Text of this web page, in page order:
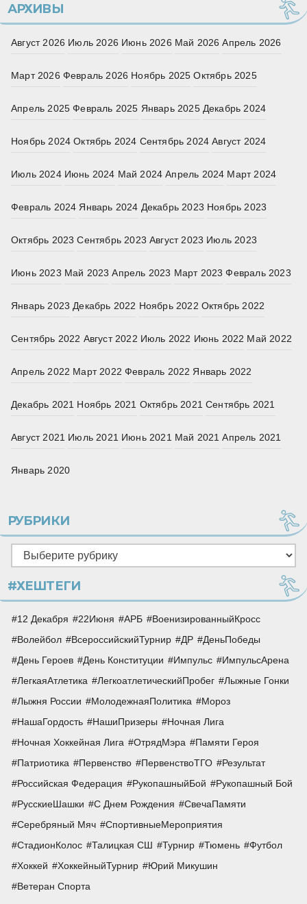
АРХИВЫ
Август 2026 Июль 2026 Июнь 2026 Май 2026 Апрель 2026
Март 2026 Февраль 2026 Ноябрь 2025 Октябрь 2025
Апрель 2025 Февраль 2025 Январь 2025 Декабрь 2024
Ноябрь 2024 Октябрь 2024 Сентябрь 2024 Август 2024
Июль 2024 Июнь 2024 Май 2024 Апрель 2024 Март 2024
Февраль 2024 Январь 2024 Декабрь 2023 Ноябрь 2023
Октябрь 2023 Сентябрь 2023 Август 2023 Июль 2023
Июнь 2023 Май 2023 Апрель 2023 Март 2023 Февраль 2023
Январь 2023 Декабрь 2022 Ноябрь 2022 Октябрь 2022
Сентябрь 2022 Август 2022 Июль 2022 Июнь 2022 Май 2022
Апрель 2022 Март 2022 Февраль 2022 Январь 2022
Декабрь 2021 Ноябрь 2021 Октябрь 2021 Сентябрь 2021
Август 2021 Июль 2021 Июнь 2021 Май 2021 Апрель 2021
Январь 2020
РУБРИКИ
Рубрики
#ХЕШТЕГИ
12 Декабря 22Июня АРБ
ВоенизированныйКросс
Волейбол
ВсероссийскийТурнир ДР
ДеньПобеды
День Героев
День Конституции Импульс
ИмпульсАрена
ЛегкаяАтлетика
ЛегкоатлетическийПробег
Лыжные Гонки
Лыжня России
МолодежнаяПолитика
Мороз
НашаГордость
НашиПризеры
Ночная Лига
Ночная Хоккейная Лига
ОтрядМэра
Памяти Героя
Патриотика
Первенство ПервенствоТГО
Результат
Российская Федерация
РукопашныйБой
Рукопашный Бой
РусскиеШашки
С Днем Рождения
СвечаПамяти
Серебряный Мяч
СпортивныеМероприятия
СтадионКолос
Талицкая СШ Турнир Тюмень
Футбол
Хоккей
ХоккейныйТурнир
Юрий Микушин
Ветеран Спорта